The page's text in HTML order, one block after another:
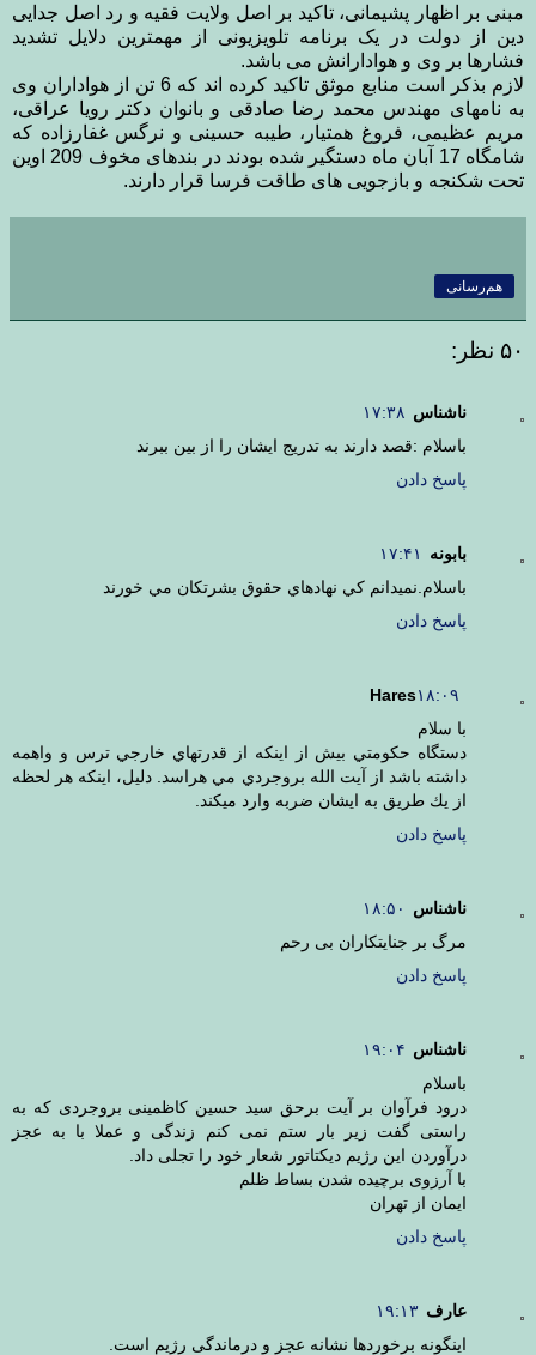
مبنی بر اظهار پشیمانی، تاکید بر اصل ولایت فقیه و رد اصل جدایی
دین از دولت در یک برنامه تلویزیونی از مهمترین دلایل تشدید
فشارها بر وی و هوادارانش می باشد.
لازم بذکر است منابع موثق تاکید کرده اند که 6 تن از هواداران وی
به نامهای مهندس محمد رضا صادقی و بانوان دکتر رویا عراقی،
مریم عظیمی، فروغ همتیار، طیبه حسینی و نرگس غفارزاده که
شامگاه 17 آبان ماه دستگیر شده بودند در بندهای مخوف 209 اوین
تحت شکنجه و بازجویی های طاقت فرسا قرار دارند.
هم‌رسانی
۵۰ نظر:
ناشناس ۱۷:۳۸
باسلام :قصد دارند به تدريج ايشان را از بين ببرند
پاسخ دادن
بابونه
۱۷:۴۱
باسلام.نميدانم كي نهادهاي حقوق بشرتكان مي خورند
پاسخ دادن
Hares۱۸:۰۹
با سلام
دستگاه حكومتي بيش از اينكه از قدرتهاي خارجي ترس و واهمه
داشته باشد از آيت الله بروجردي مي هراسد. دليل، اينكه هر لحظه
از يك طريق به ايشان ضربه وارد ميكند.
پاسخ دادن
ناشناس
۱۸:۵۰
مرگ بر جنایتکاران بی رحم
پاسخ دادن
ناشناس ۱۹:۰۴
باسلام
درود فرآوان بر آیت برحق سید حسین کاظمینی بروجردی که به
راستی گفت زیر بار ستم نمی کنم زندگی و عملا با به عجز
درآوردن این رژیم دیکتاتور شعار خود را تجلی داد.
با آرزوی برچیده شدن بساط ظلم
ایمان از تهران
پاسخ دادن
عارف ۱۹:۱۳
اینگونه برخوردها نشانه عجز و درماندگی رژیم است.